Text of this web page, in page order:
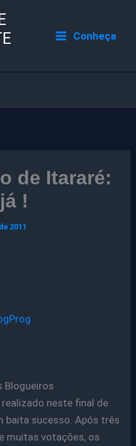
Conheça
de Itararé:
!
2011
Blogueiros
neste final de
baita sucesso. Após três
muitas votações, os